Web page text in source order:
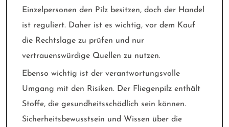
Einzelpersonen den Pilz besitzen, doch der Handel
ist reguliert. Daher ist es wichtig, vor dem Kauf
die Rechtslage zu prüfen und nur
vertrauenswürdige Quellen zu nutzen.
Ebenso wichtig ist der verantwortungsvolle
Umgang mit den Risiken. Der Fliegenpilz enthält
Stoffe, die gesundheitsschädlich sein können.
Sicherheitsbewusstsein und Wissen über die